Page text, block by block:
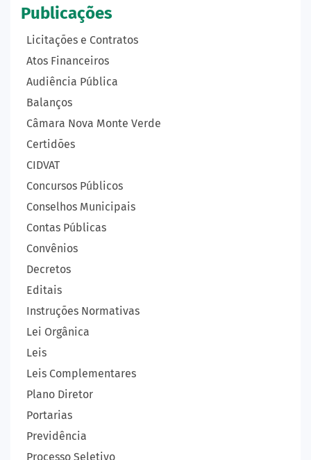
Publicações
Licitações e Contratos
Atos Financeiros
Audiência Pública
Balanços
Câmara Nova Monte Verde
Certidões
CIDVAT
Concursos Públicos
Conselhos Municipais
Contas Públicas
Convênios
Decretos
Editais
Instruções Normativas
Lei Orgânica
Leis
Leis Complementares
Plano Diretor
Portarias
Previdência
Processo Seletivo